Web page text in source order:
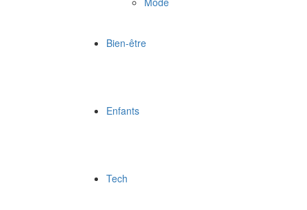
Bien-être
Enfants
Tech